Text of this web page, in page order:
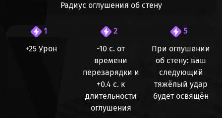
Радиус оглушения об стену
1
+25 Урон
2
-10 с. от
времени
перезарядки и
+0.4 с. к
длительности
оглушения
5
При оглушении
об стену: ваш
следующий
тяжёлый удар
будет освящён